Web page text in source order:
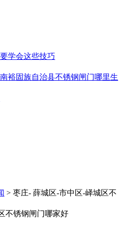
学会这些技巧
裕固族自治县不锈钢闸门哪里生
> 枣庄- 薛城区-市中区-峄城区不
不锈钢闸门哪家好